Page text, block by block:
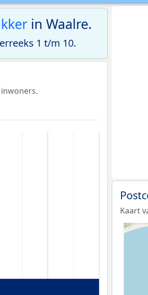
in Waalre.
1 t/m 10.
Kaart